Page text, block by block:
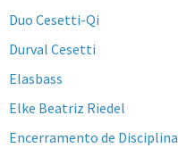
Duo Cesetti-Qi
Durval Cesetti
Elasbass
Elke Beatriz Riedel
Encerramento de